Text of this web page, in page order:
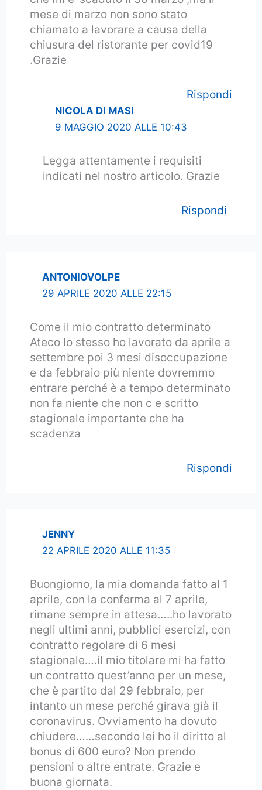
mese di marzo non sono stato
chiamato a lavorare a causa della
chiusura del ristorante per covid19
.Grazie
Rispondi
NICOLA DI MASI
9 MAGGIO 2020 ALLE 10:43
Legga attentamente i requisiti
indicati nel nostro articolo. Grazie
Rispondi
ANTONIOVOLPE
29 APRILE 2020 ALLE 22:15
Come il mio contratto determinato
Ateco lo stesso ho lavorato da aprile a
settembre poi 3 mesi disoccupazione
e da febbraio più niente dovremmo
entrare perché è a tempo determinato
non fa niente che non c e scritto
stagionale importante che ha
scadenza
Rispondi
JENNY
22 APRILE 2020 ALLE 11:35
Buongiorno, la mia domanda fatto al 1
aprile, con la conferma al 7 aprile,
rimane sempre in attesa…..ho lavorato
negli ultimi anni, pubblici esercizi, con
contratto regolare di 6 mesi
stagionale….il mio titolare mi ha fatto
un contratto quest’anno per un mese,
che è partito dal 29 febbraio, per
intanto un mese perché girava già il
coronavirus. Ovviamento ha dovuto
chiudere……secondo lei ho il diritto al
bonus di 600 euro? Non prendo
pensioni o altre entrate. Grazie e
buona giornata.